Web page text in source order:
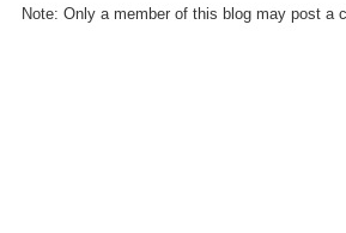
Note: Only a member of this blog may post a